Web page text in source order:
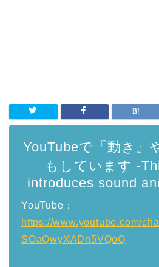
YouTubeで『動き』
もしています -
introduces sound
YouTube：
https://www.youtube.com/
SOaQwyXADn5VQoQ